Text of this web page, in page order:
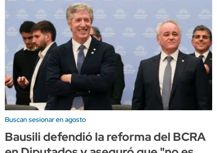
Buscan sesionar en agosto
Bausili defendió la reforma del BCRA